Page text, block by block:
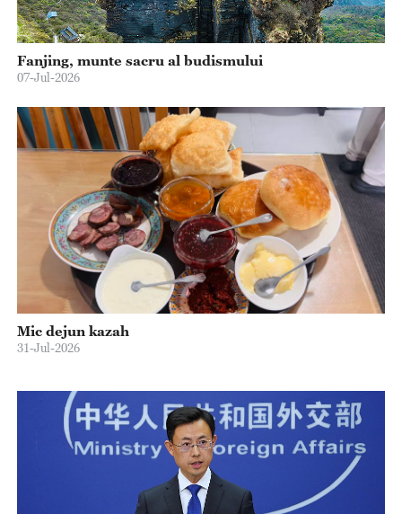
Fanjing, munte sacru al budismului
07-Jul-2026
Mic dejun kazah
31-Jul-2026